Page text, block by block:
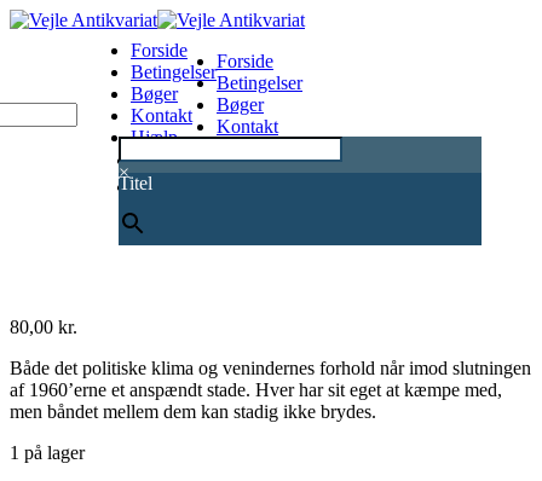
×
Titel
Forside
Betingelser
Bøger
Kontakt
Hjælp
0
Forside
Betingelser
Bøger
Kontakt
80,00 kr.
Både det politiske klima og venindernes forhold når imod slutningen
af 1960’erne et anspændt stade. Hver har sit eget at kæmpe med,
men båndet mellem dem kan stadig ikke brydes.
1 på lager